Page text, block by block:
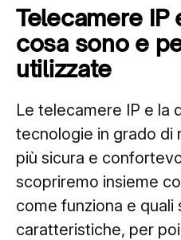
Tutti gli articoli
Chi siamo
Contatti
Telecamere IP
cosa sono e
utilizzate
Le telecamere IP e la
tecnologie in grado di
più sicura e
scopriremo insieme
come funziona e quali
caratteristiche, per